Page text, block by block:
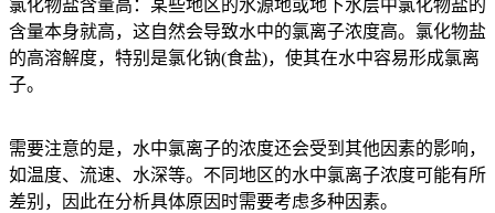
氯化物盐含量高：某些地区的水源地或地下水层中氯化物盐的
含量本身就高，这自然会导致水中的氯离子浓度高。氯化物盐
的高溶解度，特别是氯化钠(食盐)，使其在水中容易形成氯离
子。
需要注意的是，水中氯离子的浓度还会受到其他因素的影响，
如温度、流速、水深等。不同地区的水中氯离子浓度可能有所
差别，因此在分析具体原因时需要考虑多种因素。